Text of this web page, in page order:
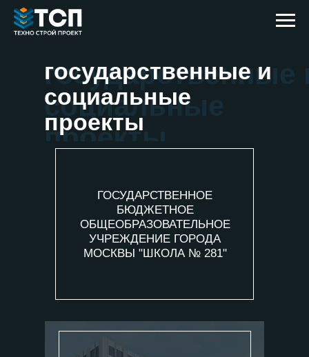
государственные
социальные
проекты
государственные и
социальные
проекты
ГОСУДАРСТВЕННОЕ
БЮДЖЕТНОЕ
ОБЩЕОБРАЗОВАТЕЛЬНОЕ
УЧРЕЖДЕНИЕ ГОРОДА
МОСКВЫ "ШКОЛА № 281"